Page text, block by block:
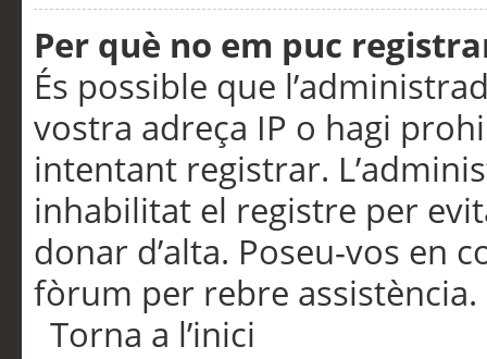
Per què no em puc
És possible que
vostra adreça IP o hagi
intentant registrar.
inhabilitat el registre per
donar d’alta. Poseu-vos en
fòrum per rebre assistència.
Torna a l’inici